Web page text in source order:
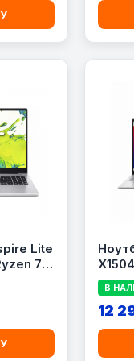
Lite
7
Ultra
512
В
12